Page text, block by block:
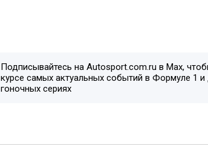
Подписывайтесь на Autosport.com.ru в Max,
курсе самых актуальных событий в Формуле 1 и
гоночных сериях